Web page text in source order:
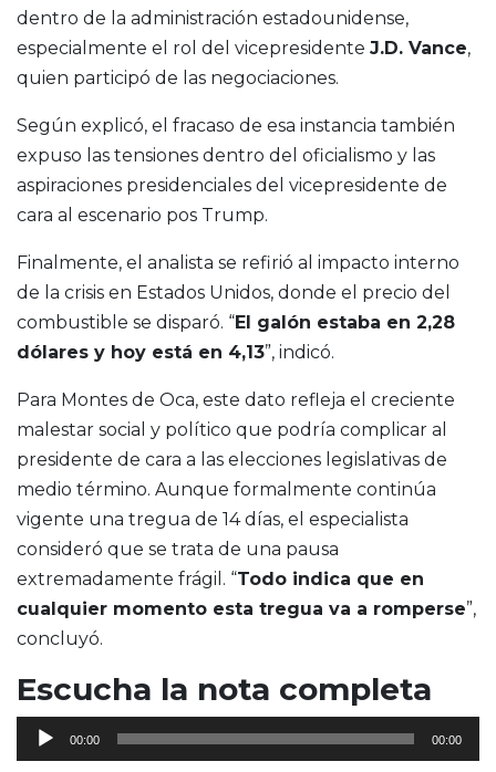
dentro de la administración estadounidense,
especialmente el rol del vicepresidente J.D. Vance,
quien participó de las negociaciones.
Según explicó, el fracaso de esa instancia también
expuso las tensiones dentro del oficialismo y las
aspiraciones presidenciales del vicepresidente de
cara al escenario pos Trump.
Finalmente, el analista se refirió al impacto interno
de la crisis en Estados Unidos, donde el precio del
combustible se disparó. “El galón estaba en 2,28
dólares y hoy está en 4,13”, indicó.
Para Montes de Oca, este dato refleja el creciente
malestar social y político que podría complicar al
presidente de cara a las elecciones legislativas de
medio término. Aunque formalmente continúa
vigente una tregua de 14 días, el especialista
consideró que se trata de una pausa
extremadamente frágil. “Todo indica que en
cualquier momento esta tregua va a romperse”,
concluyó.
Escucha la nota completa
Reproductor
de
00:00 00:00